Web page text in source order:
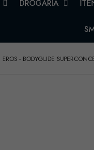
DROGARIA
EROS - BODYGLIDE